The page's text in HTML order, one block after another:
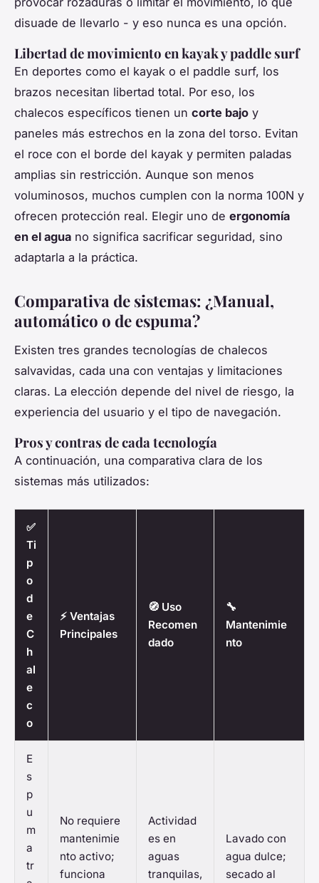
disuade de llevarlo - y eso nunca es una opción.
Libertad de movimiento en kayak y paddle surf
En deportes como el kayak o el paddle surf, los
brazos necesitan libertad total. Por eso, los
chalecos específicos tienen un corte bajo y
paneles más estrechos en la zona del torso. Evitan
el roce con el borde del kayak y permiten paladas
amplias sin restricción. Aunque son menos
voluminosos, muchos cumplen con la norma 100N y
ofrecen protección real. Elegir uno de ergonomía
en el agua no significa sacrificar seguridad, sino
adaptarla a la práctica.
Comparativa de sistemas: ¿Manual,
automático o de espuma?
Existen tres grandes tecnologías de chalecos
salvavidas, cada una con ventajas y limitaciones
claras. La elección depende del nivel de riesgo, la
experiencia del usuario y el tipo de navegación.
Pros y contras de cada tecnología
A continuación, una comparativa clara de los
sistemas más utilizados:
✅
Ti
p
o
d
e
C
h
al
e
c
o
⚡ Ventajas
Principales
🧭 Uso
Recomen
dado
🔧
Mantenimie
nto
E
s
p
u
m
a
tr
No requiere
mantenimie
nto activo;
funciona
Actividad
es en
aguas
tranquilas,
Lavado con
agua dulce;
secado al